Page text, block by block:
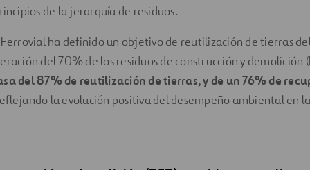
de la jerarquía de residuos.
ha definido un objetivo de reutilización de tierras
del 70% de los residuos de construcción y demolición
del 87% de reutilización de tierras, y de un 76% de
la evolución positiva del desempeño ambiental en